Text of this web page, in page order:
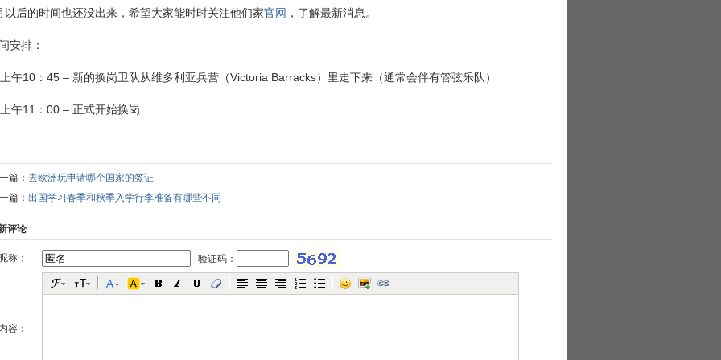
以后的时间也还没出来，希望大家能时时关注他们家官网 ，了解最新消息。
安排：
午10：45 – 新的换岗卫队从维多利亚兵营（Victoria Barracks）里走下来（通常会伴有管弦乐队）
午11：00 – 正式开始换岗
一篇： 去欧洲玩申请哪个国家的签证
篇： 出国学习春季和秋季入学行李准备有哪些不同
评论
称： 验证码：
内容：